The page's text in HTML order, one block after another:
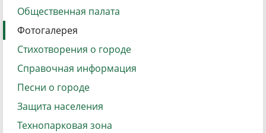
Общественная палата
Фотогалерея
Стихотворения о городе
Справочная информация
Песни о городе
Защита населения
Технопарковая зона